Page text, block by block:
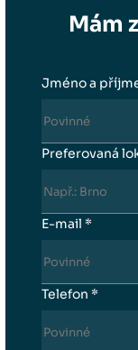
Zpět
Mám
Jméno a
Preferovaná
E-mail *
Telefon *